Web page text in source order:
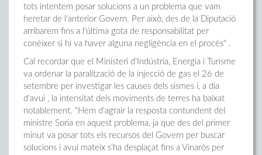
tots intentem posar solucions a un problema que vam
heretar de l'anterior Govern. Per això, des de la Diputació
arribarem fins a l'última gota de responsabilitat per
conèixer si hi va haver alguna negligència en el procés" .
Cal recordar que el Ministeri d'Indústria, Energia i Turisme
va ordenar la paralització de la injecció de gas el 26 de
setembre per investigar les causes dels sismes i, a dia
d'avui , la intensitat dels moviments de terres ha baixat
notablement. "Hem d'agrair la resposta contundent del
ministre Soria en aquest problema, ja que des del primer
minut va posar tots els recursos del Govern per buscar
solucions i avui mateix s'ha desplaçat fins a Vinaròs per